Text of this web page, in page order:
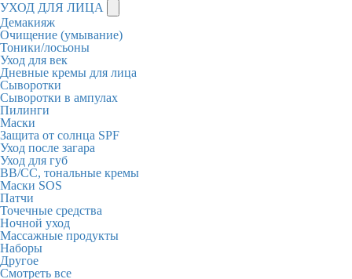
УХОД ДЛЯ ЛИЦА
Демакияж
Очищение (умывание)
Тоники/лосьоны
Уход для век
Дневные кремы для лица
Сыворотки
Сыворотки в ампулах
Пилинги
Маски
Защита от солнца SPF
Уход после загара
Уход для губ
BB/CC, тональные кремы
Маски SOS
Патчи
Точечные средства
Ночной уход
Массажные продукты
Наборы
Другое
Смотреть все